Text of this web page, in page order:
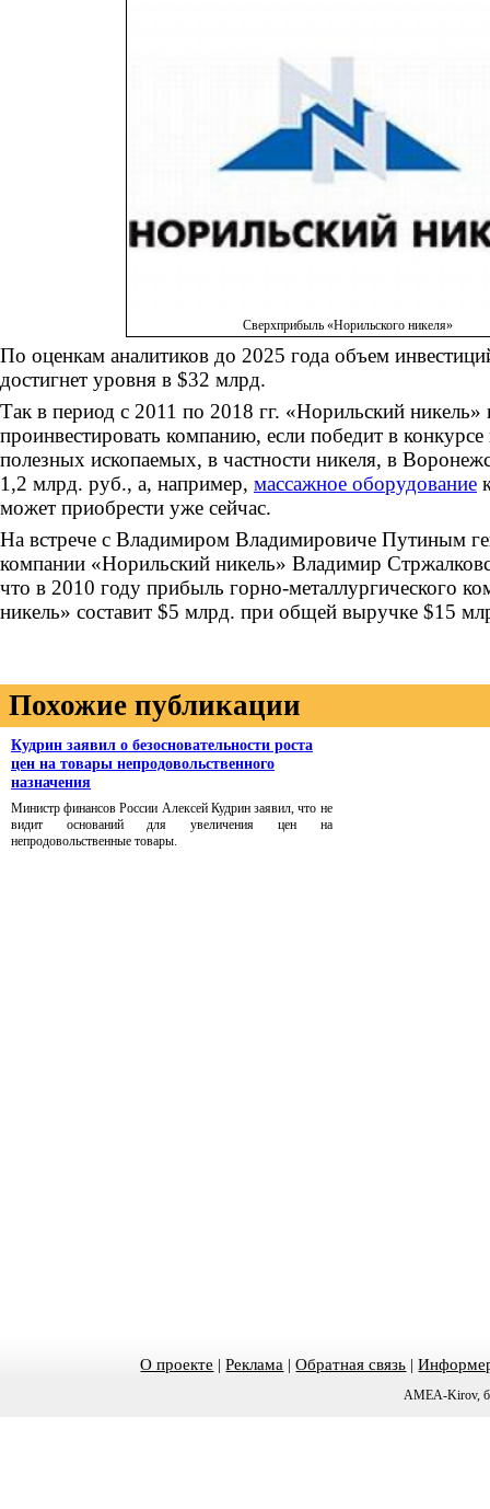
Сверхприбыль «Норильского никеля»
По оценкам аналитиков до 2025 года объем
достигнет уровня в $32 млрд.
Так в период с 2011 по 2018 гг. «Норильский никель»
проинвестировать компанию, если победит в конкурсе
полезных ископаемых, в частности никеля, в
1,2 млрд. руб., а, например, массажное оборудование
может приобрести уже сейчас.
На встрече с Владимиром Владимировиче Путиным
компании «Норильский никель» Владимир
что в 2010 году прибыль горно-металлургического
никель» составит $5 млрд. при общей выручке $15
Похожие публикации
Кудрин заявил о безосновательности роста
цен на товары непродовольственного
назначения
Министр финансов России Алексей Кудрин заявил, что не
видит оснований для увеличения цен на
непродовольственные товары.
О проекте |Реклама |Обратная связь |
AMEA-Kirov,